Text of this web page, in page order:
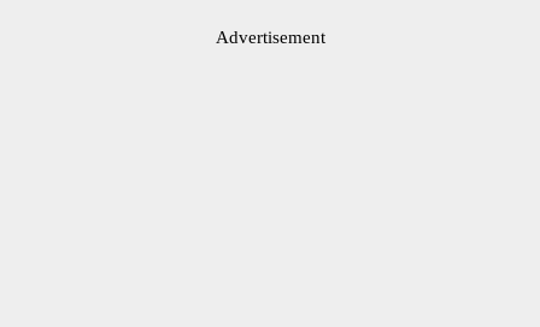
Advertisement